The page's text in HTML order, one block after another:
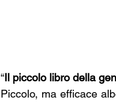
“Il piccolo libro della
Piccolo, ma efficace